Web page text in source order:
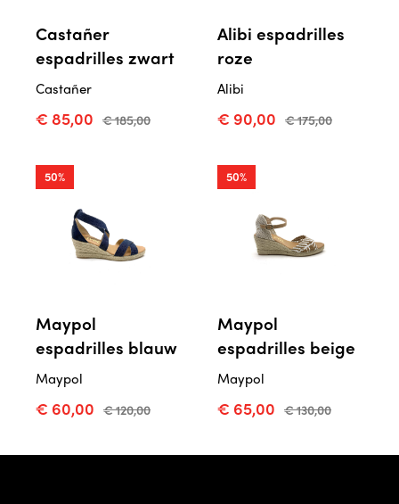
Castañer
espadrilles zwart
Castañer
€ 85,00 € 185,00
Alibi espadrilles
roze
Alibi
€ 90,00 € 175,00
50%
Maypol
espadrilles blauw
Maypol
€ 60,00 € 120,00
50%
Maypol
espadrilles beige
Maypol
€ 65,00 € 130,00